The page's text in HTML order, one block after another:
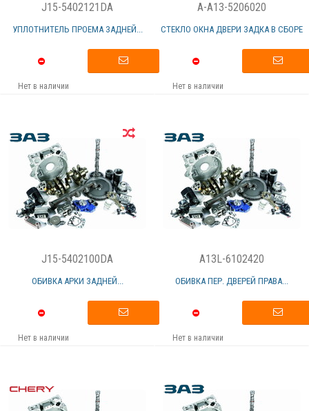
J15-5402121DA
УПЛОТНИТЕЛЬ ПРОЕМА ЗАДНЕЙ...
Нет в наличии
A-A13-5206020
СТЕКЛО ОКНА ДВЕРИ ЗАДКА В СБОРЕ
Нет в наличии
J15-5402100DA
ОБИВКА АРКИ ЗАДНЕЙ...
Нет в наличии
A13L-6102420
ОБИВКА ПЕР. ДВЕРЕЙ ПРАВА...
Нет в наличии